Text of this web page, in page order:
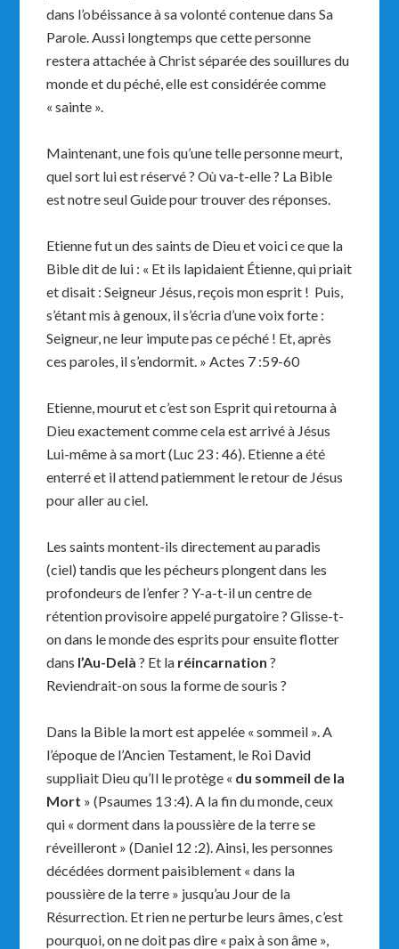
dans l’obéissance à sa volonté contenue dans Sa
Parole. Aussi longtemps que cette personne
restera attachée à Christ séparée des souillures du
monde et du péché, elle est considérée comme
« sainte ».
Maintenant, une fois qu’une telle personne meurt,
quel sort lui est réservé ? Où va-t-elle ? La Bible
est notre seul Guide pour trouver des réponses.
Etienne fut un des saints de Dieu et voici ce que la
Bible dit de lui : « Et ils lapidaient Étienne, qui priait
et disait : Seigneur Jésus, reçois mon esprit ! Puis,
s’étant mis à genoux, il s’écria d’une voix forte :
Seigneur, ne leur impute pas ce péché ! Et, après
ces paroles, il s’endormit. » Actes 7 :59-60
Etienne, mourut et c’est son Esprit qui retourna à
Dieu exactement comme cela est arrivé à Jésus
Lui-même à sa mort (Luc 23 : 46). Etienne a été
enterré et il attend patiemment le retour de Jésus
pour aller au ciel.
Les saints montent-ils directement au paradis
(ciel) tandis que les pécheurs plongent dans les
profondeurs de l’enfer ? Y-a-t-il un centre de
rétention provisoire appelé purgatoire ? Glisse-t-
on dans le monde des esprits pour ensuite flotter
dans l’Au-Delà ? Et la réincarnation ?
Reviendrait-on sous la forme de souris ?
Dans la Bible la mort est appelée « sommeil ». A
l’époque de l’Ancien Testament, le Roi David
suppliait Dieu qu’Il le protège « du sommeil de la
Mort » (Psaumes 13 :4). A la fin du monde, ceux
qui « dorment dans la poussière de la terre se
réveilleront » (Daniel 12 :2). Ainsi, les personnes
décédées dorment paisiblement « dans la
poussière de la terre » jusqu’au Jour de la
Résurrection. Et rien ne perturbe leurs âmes, c’est
pourquoi, on ne doit pas dire « paix à son âme »,